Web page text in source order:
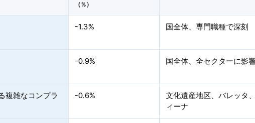
（%）
-1.3% 国全体、専門職種で深刻
-0.9% 国全体、全セクターに影
複雑なコンプラ
-0.6%
文化遺産地区、バレッタ
ィーナ